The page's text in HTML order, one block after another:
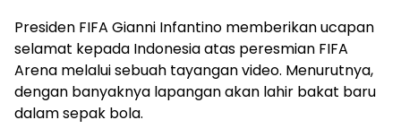
Presiden FIFA Gianni Infantino memberikan ucapan
selamat kepada Indonesia atas peresmian FIFA
Arena melalui sebuah tayangan video. Menurutnya,
dengan banyaknya lapangan akan lahir bakat baru
dalam sepak bola.